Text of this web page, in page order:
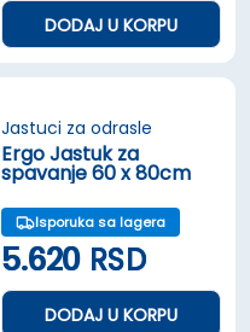
DODAJ U KORPU
Jastuci za odrasle
Ergo Jastuk za
spavanje 60 x 80cm
Isporuka sa lagera
5.620 RSD
DODAJ U KORPU